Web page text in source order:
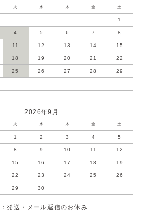
火 水 木 金 土
1
4 5 6 7 8
11 12 13 14 15
18 19 20 21 22
25 26 27 28 29
2026年9月
火 水 木 金 土
1 2 3 4 5
8 9 10 11 12
15 16 17 18 19
22 23 24 25 26
29 30
：発送・メール返信のお休み